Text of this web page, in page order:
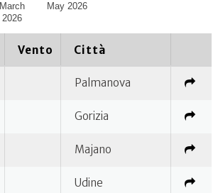
March
2026
May 2026
Vento Città
Palmanova
Gorizia
Majano
Udine